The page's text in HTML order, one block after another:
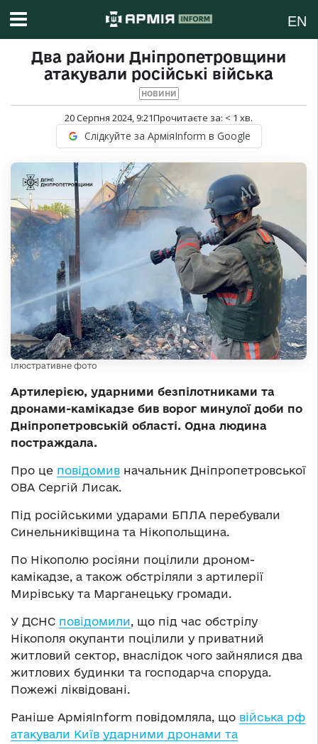
EN
Два райони Дніпропетровщини
атакували російські війська
НОВИНИ
20 Серпня 2024, 9:21Прочитаєте за: < 1 хв.
Слідкуйте за АрміяInform в Google
Ілюстративне фото
Артилерією, ударними безпілотниками та
дронами-камікадзе бив ворог минулої доби по
Дніпропетровській області. Одна людина
постраждала.
Про це повідомив начальник Дніпропетровської
ОВА Сергій Лисак.
Під російськими ударами БПЛА перебували
Синельниківщина та Нікопольщина.
По Нікополю росіяни поцілили дроном-
камікадзе, а також обстріляли з артилерії
Мирівську та Марганецьку громади.
У ДСНС повідомили, що під час обстрілу
Нікополя окупанти поцілили у приватний
житловий сектор, внаслідок чого зайнялися два
житлових будинки та господарча споруда.
Пожежі ліквідовані.
Раніше АрміяInform повідомляла, що війська рф
атакували Київ ударними дронами та